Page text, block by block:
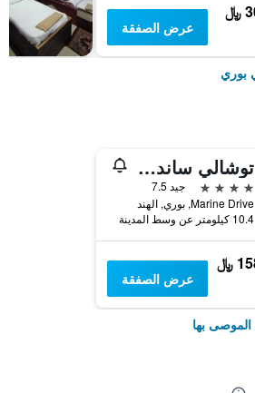
﷼
عرض الصفقة
بوري
توشالي ساندز بوري
4 نجوم
جيد 7.5
Marine Drive, بوري, الهند
10.4 كيلومتر عن وسط المدينة
﷼
عرض الصفقة
الموصى بها